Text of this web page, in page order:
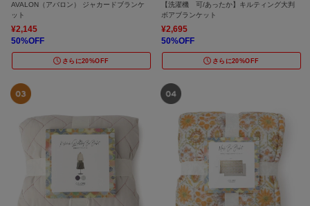
AVALON（アバロン） ジャカードブランケ
ット
¥2,145
50%OFF
さらに20%OFF
【洗濯機 可/あったか】キルティング大判
ボアブランケット
¥2,695
50%OFF
さらに20%OFF